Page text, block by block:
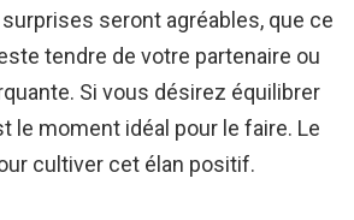
seront agréables, que ce
tendre de votre partenaire ou
Si vous désirez équilibrer
le moment idéal pour le faire. Le
cultiver cet élan positif.